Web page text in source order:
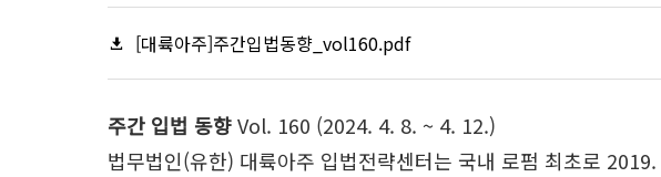
[대륙아주]주간입법동향_vol160.pdf
주간 입법 동향Vol. 160 (2024. 4. 8. ~ 4. 12.)
법무법인(유한) 대륙아주 입법전략센터는 국내 로펌 최초로